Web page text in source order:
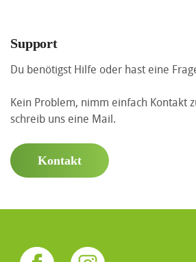
Support
Du benötigst Hilfe oder hast eine
Kein Problem, nimm einfach Kontakt
schreib uns eine Mail.
Kontakt